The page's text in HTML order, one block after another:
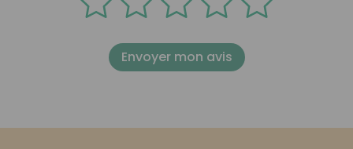
Envoyer mon avis